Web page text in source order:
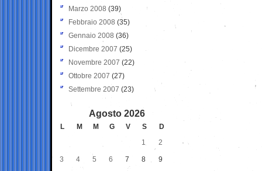
Marzo 2008 (39)
Febbraio 2008 (35)
Gennaio 2008 (36)
Dicembre 2007 (25)
Novembre 2007 (22)
Ottobre 2007 (27)
Settembre 2007 (23)
Agosto 2026
L M M G V S
D
1
2
3 4 5 6 7 8 9